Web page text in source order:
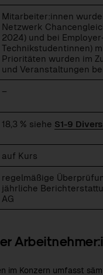
Mitarbeiter:innen
Netzwerk
2024) und bei
Technikstudentinnen)
Prioritäten wurden im
und Veranstaltungen
–
18,3 % siehe S1-9
auf Kurs
regelmäßige
jährliche
AG
im Konzern umfasst